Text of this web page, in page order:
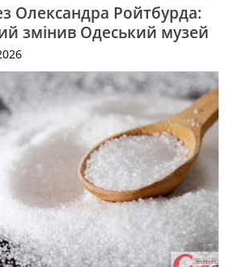
Олександра Ройтбурда:
змінив Одеський музей